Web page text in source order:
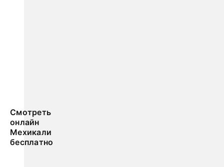
Смотреть
онлайн
Мехикали
бесплатно